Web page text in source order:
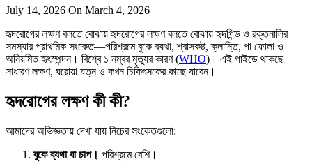
July 14, 2026 On March 4, 2026
হৃদরোগের লক্ষণ বলতে বোঝায় হৃদরোগের লক্ষণ বলতে বোঝায় হৃদপিন্ড ও রক্তনালির
সমস্যার প্রাথমিক সংকেত—পরিশ্রমে বুকে ব্যথা, শ্বাসকষ্ট, ক্লান্তি, পা ফোলা ও
অনিয়মিত হৃৎস্পন্দন। বিশ্বে ১ নম্বর মৃত্যুর কারণ (WHO)। এই গাইডে থাকছে
সাধারণ লক্ষণ, ঘরোয়া যত্ন ও কখন চিকিৎসকের কাছে যাবেন।
হৃদরোগের লক্ষণ কী কী?
আমাদের অভিজ্ঞতায় দেখা যায় নিচের সংকেতগুলো:
বুকে ব্যথা বা চাপ। পরিশ্রমে বেশি।